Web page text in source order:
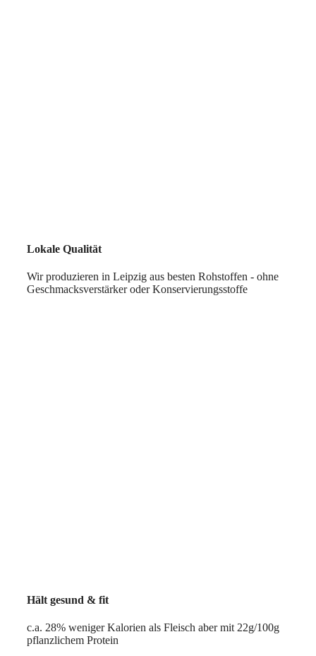
Lokale Qualität
Wir produzieren in Leipzig aus besten Rohstoffen - ohne
Geschmacksverstärker oder Konservierungsstoffe
Hält gesund & fit
c.a. 28% weniger Kalorien als Fleisch aber mit 22g/100g
pflanzlichem Protein